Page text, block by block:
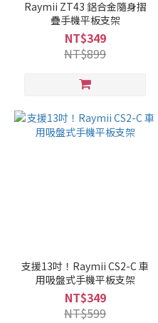
Raymii ZT43 鋁合金隨身摺
疊手機平板支架
NT$349
NT$899
支援13吋！Raymii CS2-C 車
用吸盤式手機平板支架
NT$349
NT$599